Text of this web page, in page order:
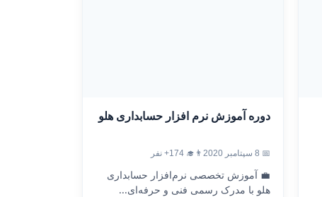
دوره آموزش نرم افزار حسابداری هلو
📅 8 سپتامبر 2020 👨‍🎓 174+ نفر
💼 آموزش تخصصی نرم‌افزار حسابداری
هلو با مدرک رسمی فنی و حرفه‌ای...